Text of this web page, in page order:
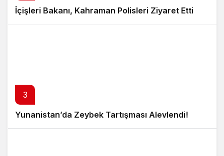
İçişleri Bakanı, Kahraman Polisleri Ziyaret Etti
3
Yunanistan’da Zeybek Tartışması Alevlendi!